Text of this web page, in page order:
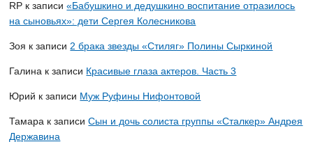
RP к записи«Бабушкино и дедушкино воспитание отразилось
на сыновьях»: дети Сергея Колесникова
Зоя к записи2 брака звезды «Стиляг» Полины Сыркиной
Галина к записи Красивые глаза актеров. Часть 3
Юрий к записи Муж Руфины Нифонтовой
Тамара к записиСын и дочь солиста группы «Сталкер» Андрея
Державина